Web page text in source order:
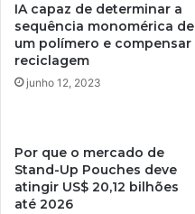
IA capaz de determinar a
sequência monomérica de
um polímero e compensar
reciclagem
junho 12, 2023
Por que o mercado de
Stand-Up Pouches deve
atingir US$ 20,12 bilhões
até 2026